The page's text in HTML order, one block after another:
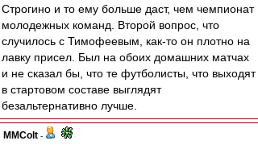
Строгино и то ему больше даст, чем чемпионат
молодежных команд. Второй вопрос, что
случилось с Тимофеевым, как-то он плотно на
лавку присел. Был на обоих домашних матчах
и не сказал бы, что те футболисты, что выходят
в стартовом составе выглядят
безальтернативно лучше.
MMColt -